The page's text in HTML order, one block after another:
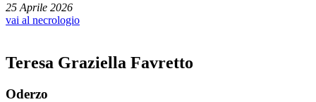
25 Aprile 2026
vai al necrologio
Teresa Graziella Favretto
Oderzo